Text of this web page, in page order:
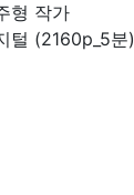
형 작가
털 (2160p_5분)